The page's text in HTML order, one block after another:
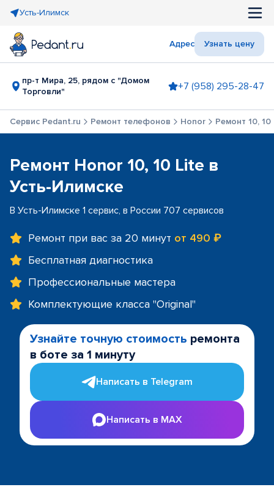
Усть-Илимск
Адрес Узнать цену
пр-т Мира, 25, рядом с "Домом
Торговли"
+7 (958) 295-28-47
Сервис Pedant.ru Ремонт телефонов Honor Ремонт 10, 10
Ремонт Honor 10, 10 Lite в
Усть-Илимске
В Усть-Илимске 1 сервис, в России 707 сервисов
Ремонт при вас за 20 минут от 490 ₽
Бесплатная диагностика
Профессиональные мастера
Комплектующие класса "Original"
Узнайте точную стоимость ремонта
в боте за 1 минуту
Написать в Telegram
Написать в MAX